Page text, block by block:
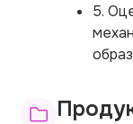
5.